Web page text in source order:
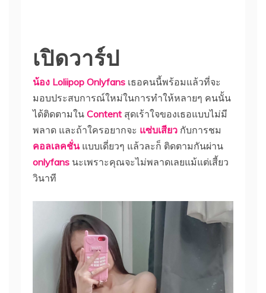
เปิดวาร์ป
น้อง Loliipop Onlyfans เธอคนนี้พร้อมแล้วที่จะ
มอบประสบการณ์ใหม่ในการทำให้หลายๆ คนนั้น
ได้ติดตามใน Content สุดเร้าใจของเธอแบบไม่มี
พลาด และถ้าใครอยากจะ แซ่บเสียว กับการชม
คอลเลคชั่นแบบเดี่ยวๆ แล้วละก็ ติดตามกันผ่าน
onlyfans นะเพราะคุณจะไม่พลาดเลยแม้แต่เสี้ยว
วินาที